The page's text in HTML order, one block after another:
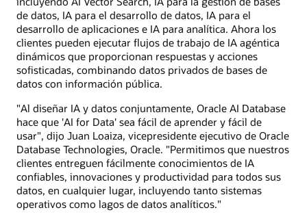
de datos, IA para el desarrollo de datos, IA para el
desarrollo de aplicaciones e IA para analítica. Ahora los
clientes pueden ejecutar flujos de trabajo de IA agéntica
dinámicos que proporcionan respuestas y acciones
sofisticadas, combinando datos privados de bases de
datos con información pública.
"Al diseñar IA y datos conjuntamente, Oracle AI Database
hace que 'AI for Data' sea fácil de aprender y fácil de
usar", dijo Juan Loaiza, vicepresidente ejecutivo de Oracle
Database Technologies, Oracle. "Permitimos que nuestros
clientes entreguen fácilmente conocimientos de IA
confiables, innovaciones y productividad para todos sus
datos, en cualquier lugar, incluyendo tanto sistemas
operativos como lagos de datos analíticos."